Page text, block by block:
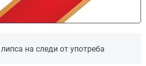
на следи от употреба